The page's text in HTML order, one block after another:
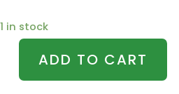
1 in stock
TondeuseADD TO CART